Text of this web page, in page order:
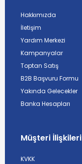
Hakkımızda
İletişim
Yardım Merkezi
Kampanyalar
Toptan Satış
B2B Başvuru Formu
Yakında Gelecekler
Banka Hesapları
Müşteri İlişkileri
KVKK